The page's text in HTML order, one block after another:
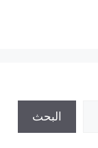
البحث